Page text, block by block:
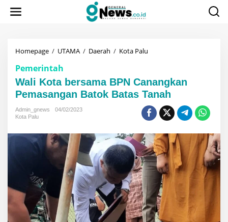
Homepage / UTAMA / Daerah / Kota Palu
BPN
Canangkan
Pemasangan
Batok
Batas
Tanah
Pemerintah
Wali Kota bersama BPN Canangkan
Pemasangan Batok Batas Tanah
Admin_gnews
04/02/2023
Kota Palu